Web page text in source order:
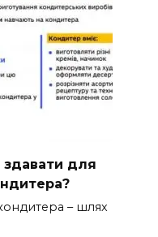
здавати для
– шлях